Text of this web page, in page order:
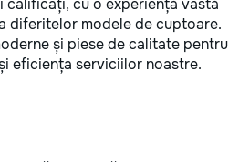
calificați, cu o experiență vastă
diferitelor modele de cuptoare.
și piese de calitate pentru
eficiența serviciilor noastre.